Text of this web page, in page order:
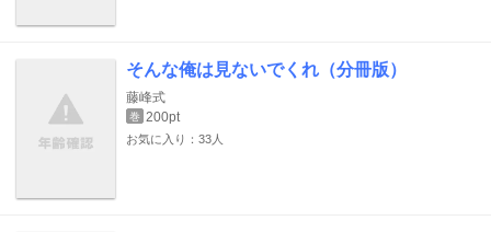
そんな俺は見ないでくれ（分冊版）
藤峰式
巻 200pt
お気に入り：33人